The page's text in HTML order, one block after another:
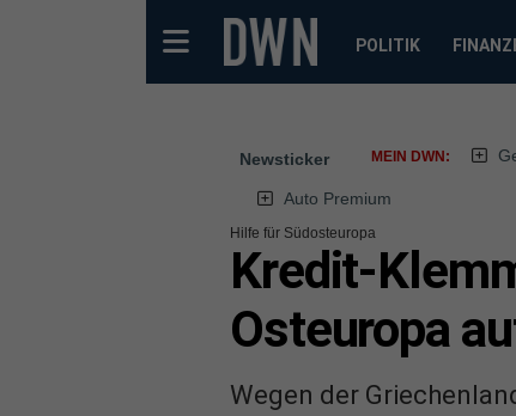
POLITIK
Newsticker MEIN DWN:
Auto Premium
Hilfe für Südosteuropa
Kredit-
Osteuropa
Wegen der